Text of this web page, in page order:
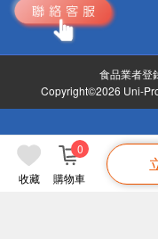
收藏 購物車
0
食品業者登
Copyright©2026 Uni-